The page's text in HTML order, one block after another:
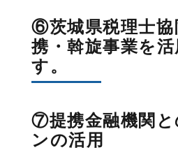
⑥茨城県税理士協
携・斡旋事業を活
す。
⑦提携金融機関と
ンの活用